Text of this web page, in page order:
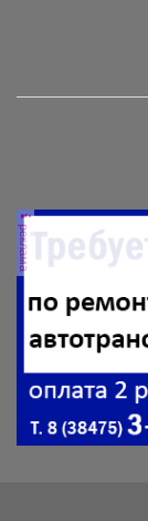
реклама